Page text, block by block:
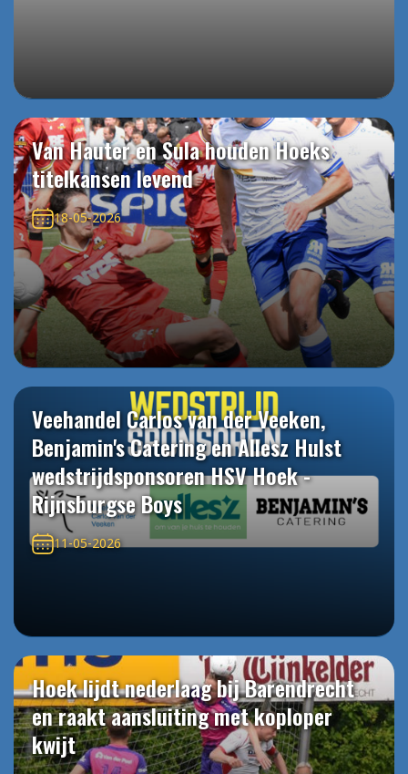
Van Hauter en Sula houden Hoeks
titelkansen levend
18-05-2026
Veehandel Carlos van der Veeken,
Benjamin's Catering en Allesz Hulst
wedstrijdsponsoren HSV Hoek -
Rijnsburgse Boys
11-05-2026
Hoek lijdt nederlaag bij Barendrecht
en raakt aansluiting met koploper
kwijt